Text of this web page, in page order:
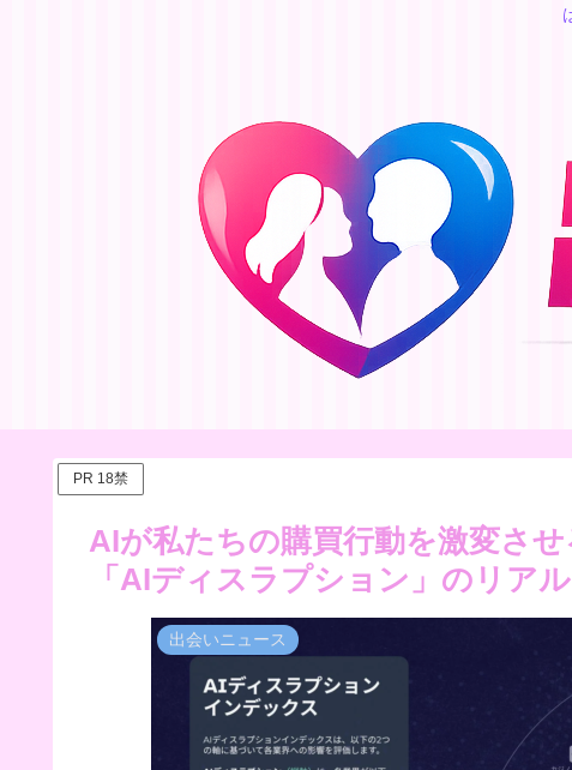
PR 18禁
AIが私たちの購買行動を激変さ
「AIディスラプション」のリアル
出会いニュース